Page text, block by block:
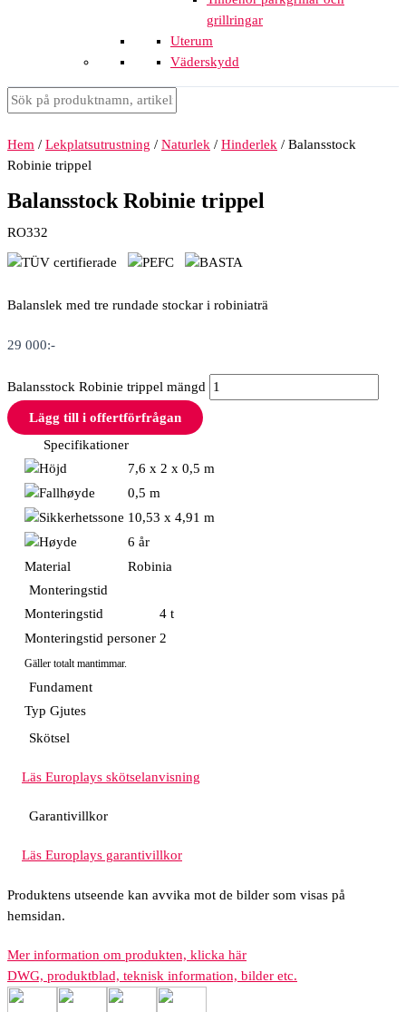
grillringar
Uterum
Väderskydd
Hem / Lekplatsutrustning / Naturlek / Hinderlek / Balansstock
Robinie trippel
Balansstock Robinie trippel
RO332
Balanslek med tre rundade stockar i robiniaträ
29 000:-
Balansstock Robinie trippel mängd
Lägg till i offertförfrågan
Specifikationer
7,6 x 2 x 0,5 m
0,5 m
10,53 x 4,91 m
6 år
Material
Robinia
Monteringstid
Monteringstid
4 t
Monteringstid personer 2
Gäller totalt mantimmar.
Fundament
Typ Gjutes
Skötsel
Läs Europlays skötselanvisning
Garantivillkor
Läs Europlays garantivillkor
Produktens utseende kan avvika mot de bilder som visas på
hemsidan.
Mer information om produkten, klicka här
DWG, produktblad, teknisk information, bilder etc.